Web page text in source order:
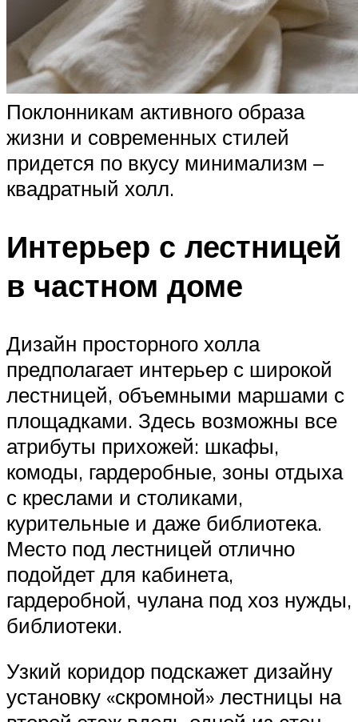
Поклонникам активного образа
жизни и современных стилей
придется по вкусу минимализм –
квадратный холл.
Интерьер с лестницей
в частном доме
Дизайн просторного холла
предполагает интерьер с широкой
лестницей, объемными маршами с
площадками. Здесь возможны все
атрибуты прихожей: шкафы,
комоды, гардеробные, зоны отдыха
с креслами и столиками,
курительные и даже библиотека.
Место под лестницей отлично
подойдет для кабинета,
гардеробной, чулана под хоз нужды,
библиотеки.
Узкий коридор подскажет дизайну
установку «скромной» лестницы на